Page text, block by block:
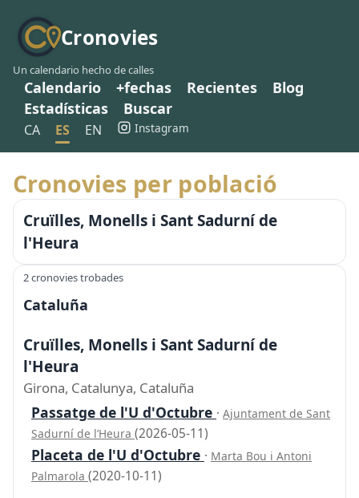
Cronovies
Un calendario hecho de calles
Calendario +fechas Recientes
Blog
Estadísticas
Buscar
CA ES EN Instagram
Cronovies per població
Cruïlles, Monells i Sant Sadurní de
l'Heura
2 cronovies trobades
Cataluña
Cruïlles, Monells i Sant Sadurní de
l'Heura
Girona, Catalunya, Cataluña
Passatge de l'U d'Octubre · Ajuntament de Sant
Sadurní de l’Heura (2026-05-11)
Placeta de l'U d'Octubre · Marta Bou i Antoni
Palmarola (2020-10-11)